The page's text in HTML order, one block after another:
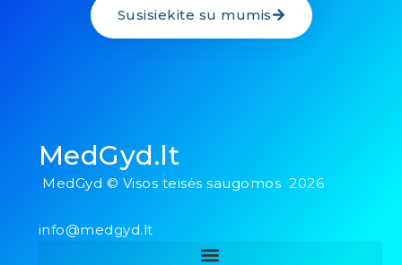
Susisiekite su mumis
MedGyd.lt
MedGyd © Visos teisės saugomos 2026
info@medgyd.lt